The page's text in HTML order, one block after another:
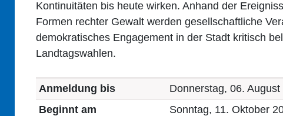
Kontinuitäten bis heute wirken. Anhand der
Formen rechter Gewalt werden gesellschaftliche
demokratisches Engagement in der Stadt kritisch
Landtagswahlen.
Anmeldung bis
Donnerstag, 06. August
Beginnt am
Sonntag, 11. Oktober